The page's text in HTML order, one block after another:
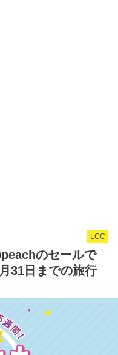
LCC
peachのセールで
31日までの旅行